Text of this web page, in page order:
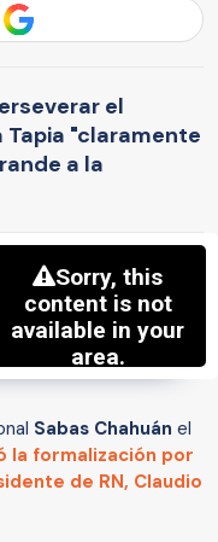
el
"claramente
a la
Sabas Chahuán el
la formalización por
de RN, Claudio